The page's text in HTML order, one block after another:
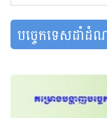
បច្ចេកទេសដាំដំ